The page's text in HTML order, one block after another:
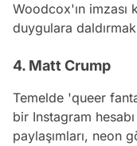
Woodcox'ın imzası
duygulara
4. Matt Crump
Temelde 'queer
bir Instagram
paylaşımları, neon